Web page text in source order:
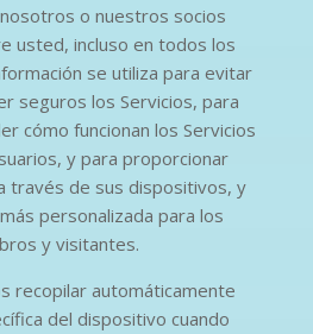
o nuestros socios
usted, incluso en todos los
se utiliza para evitar
seguros los Servicios, para
cómo funcionan los Servicios
y para proporcionar
través de sus dispositivos, y
personalizada para los
y visitantes.
recopilar automáticamente
del dispositivo cuando